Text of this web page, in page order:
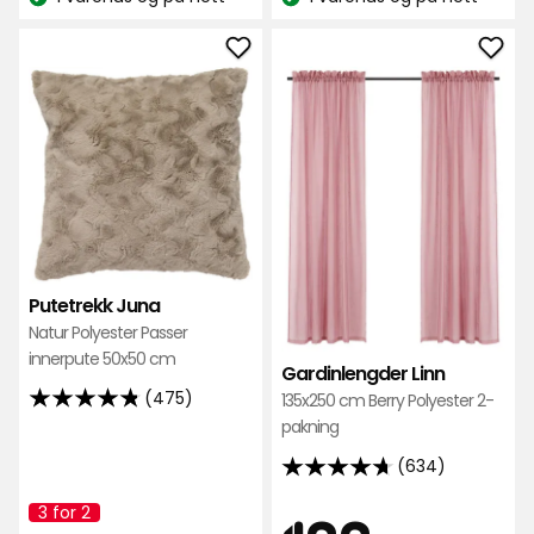
Lagerbalanse: Lagerbalanse:
Putetrekk Juna
Natur Polyester Passer
innerpute 50x50 cm
(475)
4.8
stjerner,
basert
Kampanjenavn:
3 for 2
Legg
til
Putetrekk
Juna
i
favoritter
Gardinlengder Linn
135x250 cm Berry Polyester 2-
pakning
(634)
4.7
til